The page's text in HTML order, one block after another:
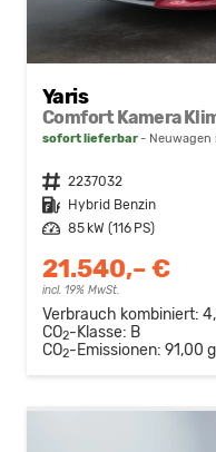
Yaris
sofort lieferbar Neuwagen
Fahrzeugnr. 2237032
Kraftstoff
Hybrid Benzin
Leistung
85 kW (116 PS)
21.540,– €
incl. 19% MwSt.
Verbrauch kombiniert:
CO2-Klasse: B
CO2-Emissionen: 91,00